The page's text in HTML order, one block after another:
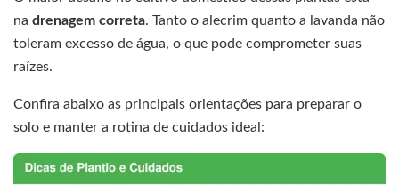
na drenagem correta. Tanto o alecrim quanto a lavanda não
toleram excesso de água, o que pode comprometer suas
raízes.
Confira abaixo as principais orientações para preparar o
solo e manter a rotina de cuidados ideal: